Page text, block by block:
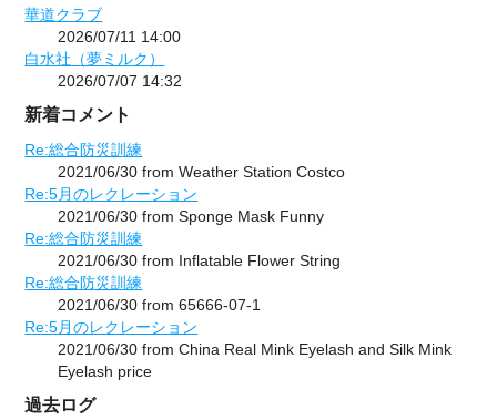
華道クラブ
2026/07/11 14:00
白水社（夢ミルク）
2026/07/07 14:32
新着コメント
Re:総合防災訓練
2021/06/30 from Weather Station Costco
Re:5月のレクレーション
2021/06/30 from Sponge Mask Funny
Re:総合防災訓練
2021/06/30 from Inflatable Flower String
Re:総合防災訓練
2021/06/30 from 65666-07-1
Re:5月のレクレーション
2021/06/30 from China Real Mink Eyelash and Silk Mink
Eyelash price
過去ログ